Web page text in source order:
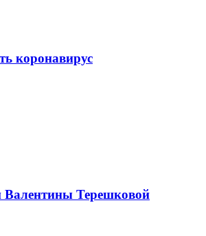
коронавирус
Валентины Терешковой